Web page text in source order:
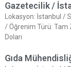
Gazetecilik /
Lokasyon: İstanbul /
/ Öğrenim Türü: Tam
Doları
Gıda